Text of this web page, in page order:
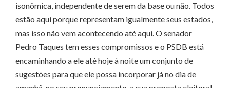
isonômica, independente de serem da base ou não. Todos
estão aqui porque representam igualmente seus estados,
mas isso não vem acontecendo até aqui. O senador
Pedro Taques tem esses compromissos e o PSDB está
encaminhando a ele até hoje à noite um conjunto de
sugestões para que ele possa incorporar já no dia de